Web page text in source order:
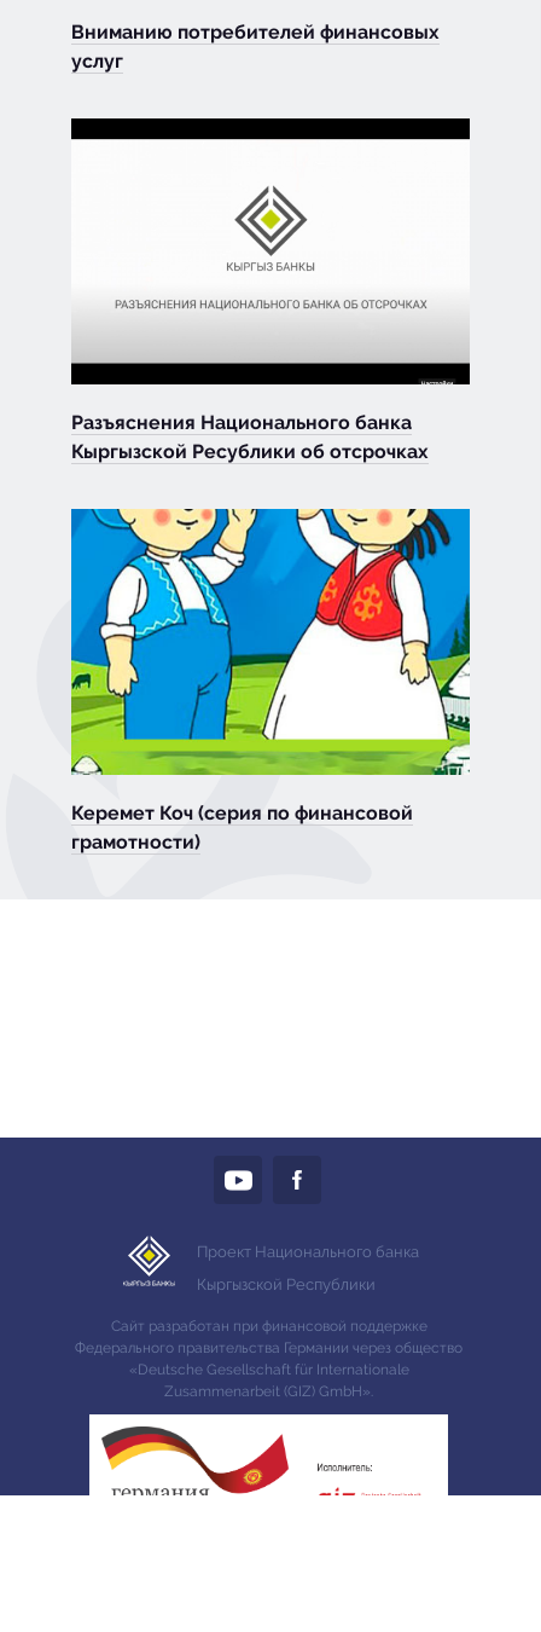
Вниманию потребителей финансовых
услуг
Разъяснения Национального банка
Кыргызской Ресублики об отсрочках
Керемет Коч (серия по финансовой
грамотности)
Проект Национального банка
Кыргызской Республики
Сайт разработан при финансовой поддержке
Федерального правительства Германии через общество
«Deutsche Gesellschaft für Internationale
Zusammenarbeit (GIZ) GmbH».